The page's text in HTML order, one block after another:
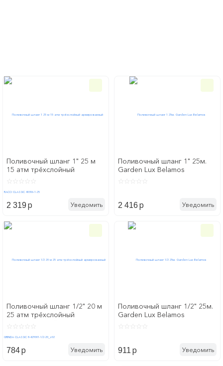
Главная Садовая техника
Шланги
Поливочный шланг 1" 25 м
15 атм трёхслойный
CLASSIC 40306-1-25
2 319p Уведомить
Поливочный шланг 1" 25м.
Garden Lux Belamos
2 416p Уведомить
Поливочный шланг 1/2" 20 м
25 атм трёхслойный
CLASSIC 8-429001-1/2-20_z02
784p Уведомить
Поливочный шланг 1/2" 25м.
Garden Lux Belamos
911 p Уведомить